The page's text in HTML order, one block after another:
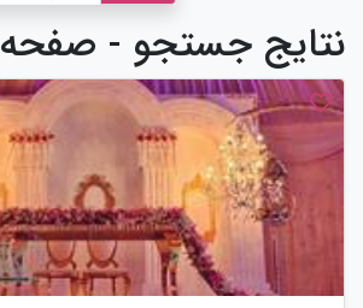
نتایج جستجو - صفحه 3